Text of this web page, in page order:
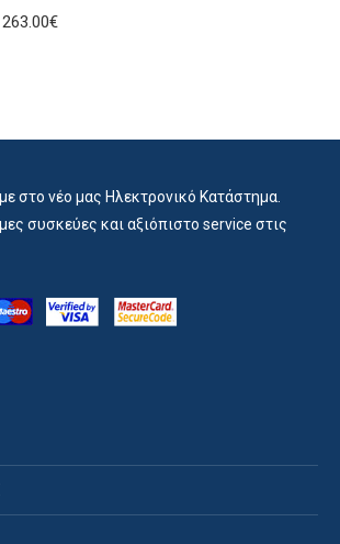
263.00€
στο νέο μας Ηλεκτρονικό Κατάστημα.
συσκεύες και αξιόπιστο service στις